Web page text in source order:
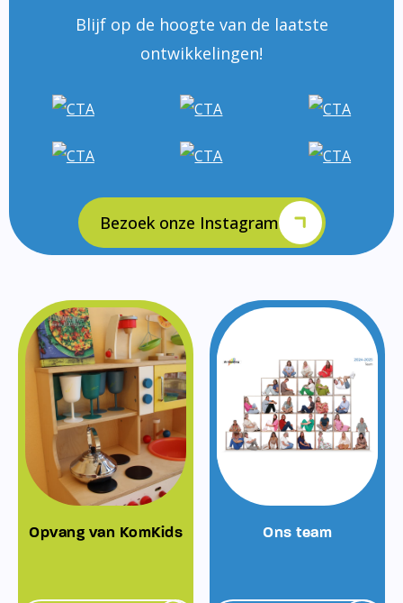
Blijf op de hoogte van de laatste
ontwikkelingen!
Bezoek onze Instagram
Opvang van KomKids Ons team